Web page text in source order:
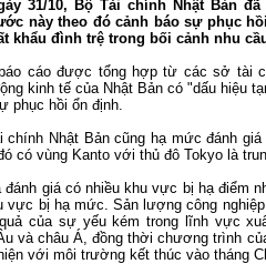
31/10, Bộ Tài chính Nhật Bản
này theo đó cảnh báo sự phục
khẩu đình trệ trong bối cảnh nhu
cáo được tổng hợp từ các sở tài
kinh tế của Nhật Bản có "dấu hiệu
phục hồi ổn định.
chính Nhật Bản cũng hạ mức đánh
có vùng Kanto với thủ đô Tokyo là
đánh giá có nhiều khu vực bị hạ điểm
vực bị hạ mức. Sản lượng công
của sự yếu kém trong lĩnh vực
và châu Á, đồng thời chương trình
với môi trường kết thúc vào tháng